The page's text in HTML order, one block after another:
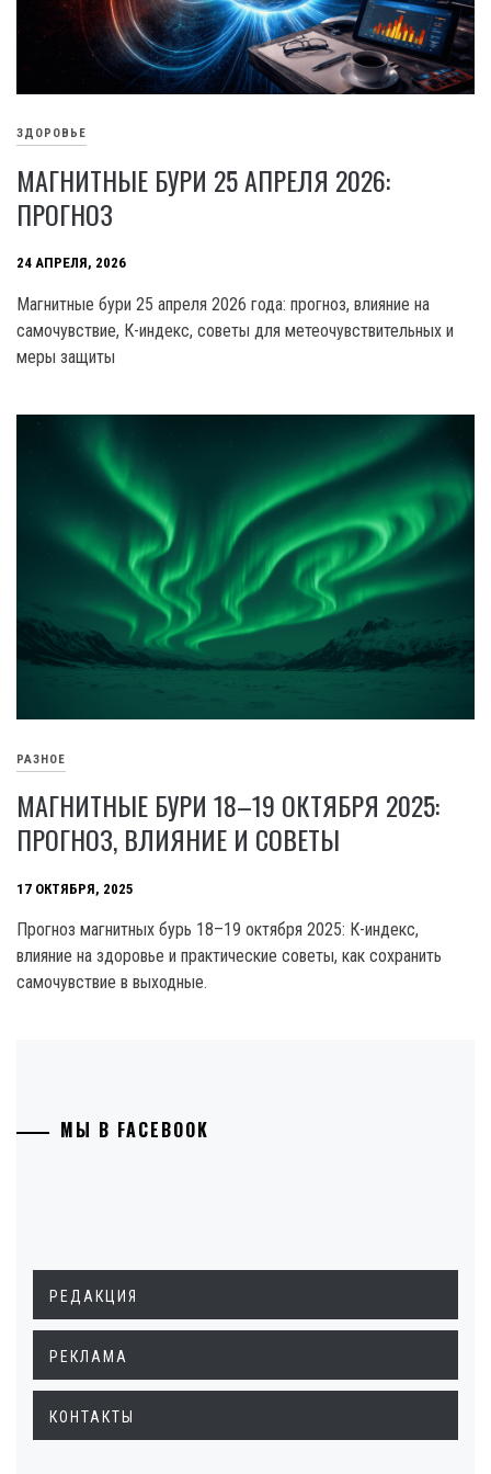
ЗДОРОВЬЕ
МАГНИТНЫЕ БУРИ 25 АПРЕЛЯ 2026:
ПРОГНОЗ
24 АПРЕЛЯ, 2026
Магнитные бури 25 апреля 2026 года: прогноз, влияние на
самочувствие, К-индекс, советы для метеочувствительных и
меры защиты
РАЗНОЕ
МАГНИТНЫЕ БУРИ 18–19 ОКТЯБРЯ 2025:
ПРОГНОЗ, ВЛИЯНИЕ И СОВЕТЫ
17 ОКТЯБРЯ, 2025
Прогноз магнитных бурь 18–19 октября 2025: К-индекс,
влияние на здоровье и практические советы, как сохранить
самочувствие в выходные.
МЫ В FACEBOOK
РЕДАКЦИЯ
РЕКЛАМА
КОНТАКТЫ